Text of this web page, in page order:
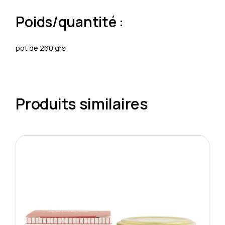
Poids/quantité :
pot de 260 grs
Produits similaires